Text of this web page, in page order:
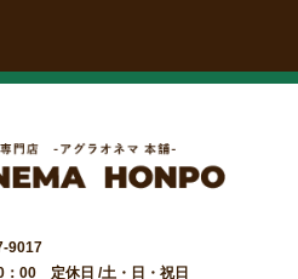
9017
：00 定休日 /土・日・祝日